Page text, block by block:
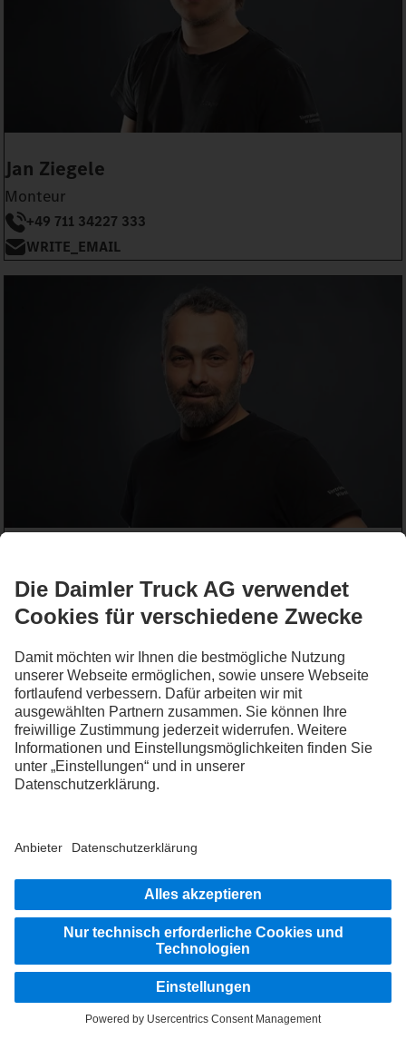
Jan Ziegele
Monteur
+49 711 34227 333
WRITE_EMAIL
Monteur
+49 711 34227 333
André Hertel
+49 711 34227 333